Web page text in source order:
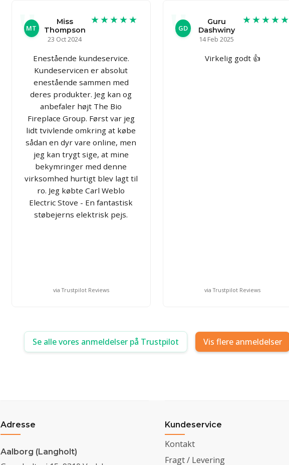
MT
Miss
Thompson
23 Oct 2024
★★★★★
Enestående kundeservice.
Kundeservicen er absolut
enestående sammen med
deres produkter. Jeg kan og
anbefaler højt The Bio
Fireplace Group. Først var jeg
lidt tvivlende omkring at købe
sådan en dyr vare online, men
jeg kan trygt sige, at mine
bekymringer med denne
virksomhed hurtigt blev lagt til
ro. Jeg købte Carl Weblo
Electric Stove - En fantastisk
støbejerns elektrisk pejs.
via Trustpilot Reviews
GD
Guru
Dashwiny
14 Feb 2025
★★★★★
Virkelig godt 👍
via Trustpilot Reviews
Se alle vores anmeldelser på Trustpilot Vis flere anmeldelser
Adresse
Aalborg (Langholt)
Kundeservice
Kontakt
Fragt / Levering